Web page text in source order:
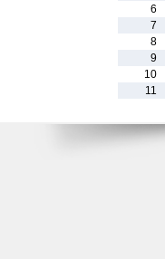
6
7
8
9
10
11